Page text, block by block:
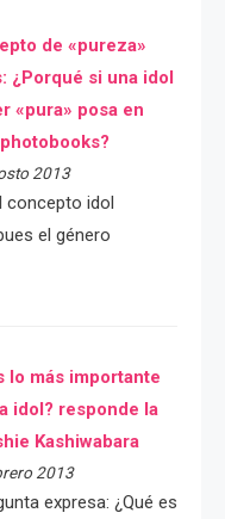
de «pureza»
¿Porqué si una idol
«pura» posa en
2013
concepto idol
el género
lo más importante
idol? responde la
Kashiwabara
2013
expresa: ¿Qué es